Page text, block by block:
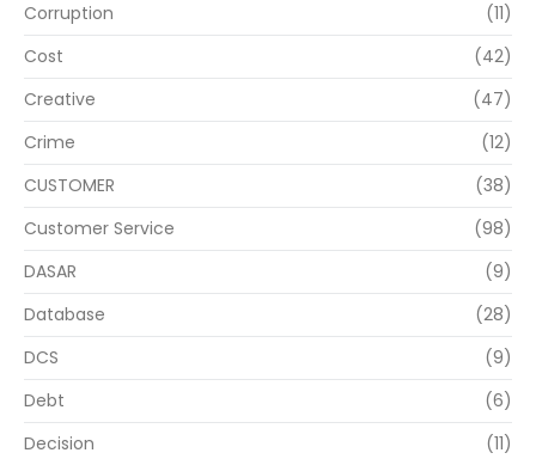
Corruption
(11)
Cost
(42)
Creative
(47)
Crime
(12)
CUSTOMER
(38)
Customer Service
(98)
DASAR
(9)
Database
(28)
DCS
(9)
Debt
(6)
Decision
(11)